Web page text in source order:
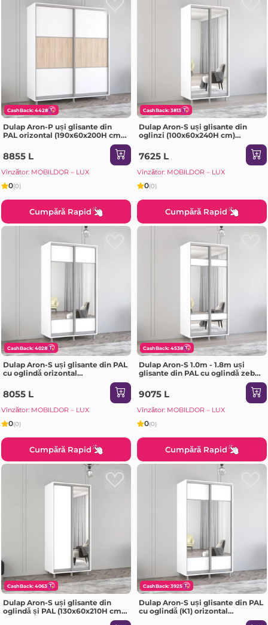
CashBack: 4428
Dulap Aron-P uși glisante din
PAL orizontal (190x60x200H cm)
8855 L
Vînzător: MOBILDOR – LUX
0(0)
Cumpără Rapid
CashBack: 3813
Dulap Aron-S uși glisante din
oglinzi (100x60x240H cm)
7625 L
Vînzător: MOBILDOR – LUX
0(0)
Cumpără Rapid
CashBack: 4028
Dulap Aron-S uși glisante din PAL
cu oglindă orizontal
8055 L
Vînzător: MOBILDOR – LUX
0(0)
Cumpără Rapid
CashBack: 4538
Dulap Aron-S 1.0m - 1.8m uși
glisante din PAL cu oglindă zebra
9075 L
Vînzător: MOBILDOR – LUX
0(0)
Cumpără Rapid
CashBack: 4063
Dulap Aron-S uși glisante din
oglindă și PAL (130x60x210H cm)
CashBack: 3925
Dulap Aron-S uși glisante din PAL
cu oglindă (K1) orizontal